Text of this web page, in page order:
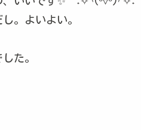
。よいよい。
た。